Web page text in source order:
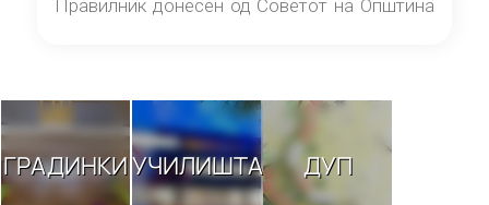
Правилник донесен од Советот на Општина
ГРАДИНКИУЧИЛИШТА ДУП